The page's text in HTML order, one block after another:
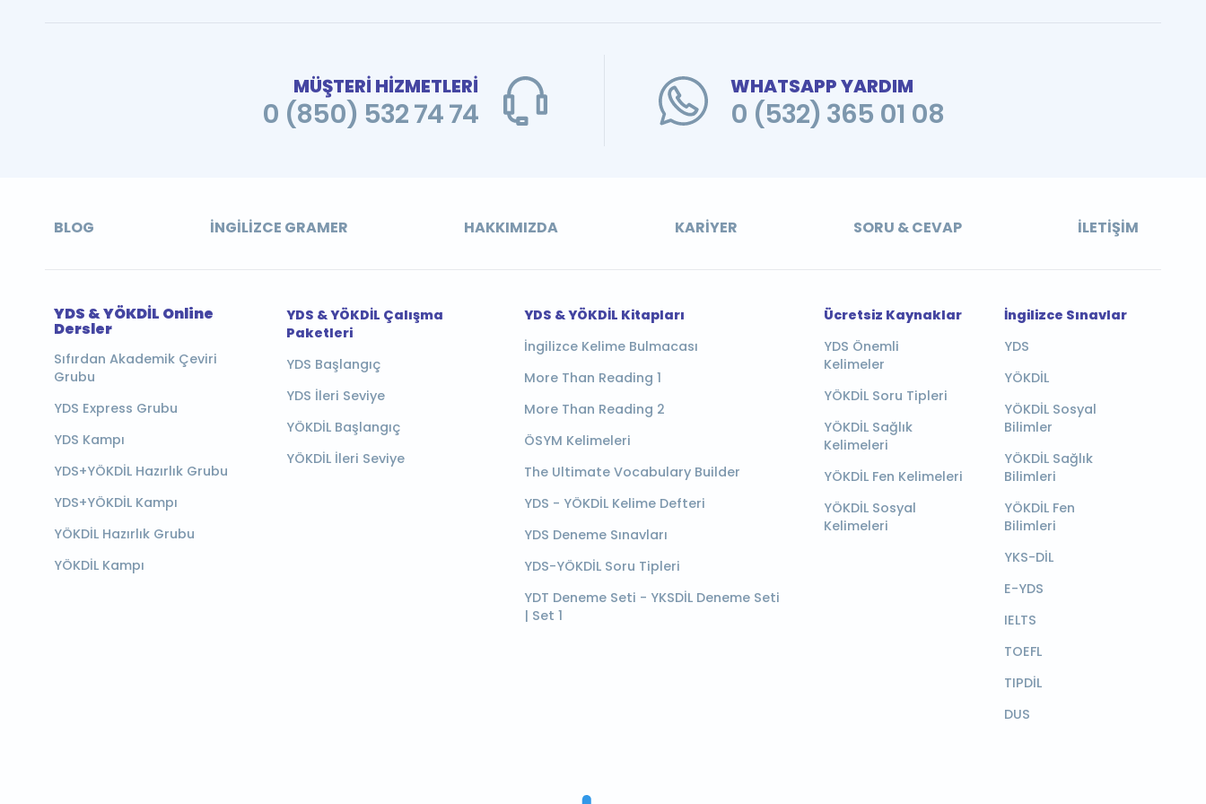
MÜŞTERİ HİZMETLERİ
0 (850) 532 74 74
WHATSAPP YARDIM
0 (532) 365 01 08
BLOG İNGILIZCE GRAMER HAKKIMIZDA KARIYER SORU & CEVAP İLETIŞIM
YDS & YÖKDİL Online
Dersler
Sıfırdan Akademik Çeviri
Grubu
YDS Express Grubu
YDS Kampı
YDS+YÖKDİL Hazırlık Grubu
YDS+YÖKDİL Kampı
YÖKDİL Hazırlık Grubu
YÖKDİL Kampı
YDS & YÖKDİL Çalışma
Paketleri
YDS Başlangıç
YDS İleri Seviye
YÖKDİL Başlangıç
YÖKDİL İleri Seviye
YDS & YÖKDİL Kitapları
İngilizce Kelime Bulmacası
More Than Reading 1
More Than Reading 2
ÖSYM Kelimeleri
The Ultimate Vocabulary Builder
YDS - YÖKDİL Kelime Defteri
YDS Deneme Sınavları
YDS-YÖKDİL Soru Tipleri
YDT Deneme Seti - YKSDİL Deneme Seti
| Set 1
Ücretsiz Kaynaklar
YDS Önemli
Kelimeler
YÖKDİL Soru Tipleri
YÖKDİL Sağlık
Kelimeleri
YÖKDİL Fen Kelimeleri
YÖKDİL Sosyal
Kelimeleri
İngilizce Sınavlar
YDS
YÖKDİL
YÖKDİL Sosyal
Bilimler
YÖKDİL Sağlık
Bilimleri
YÖKDİL Fen
Bilimleri
YKS-DİL
E-YDS
IELTS
TOEFL
TIPDİL
DUS